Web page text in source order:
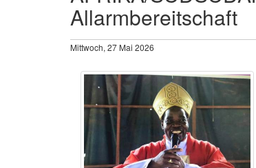
Allarmbereitschaft
Mittwoch, 27 Mai 2026